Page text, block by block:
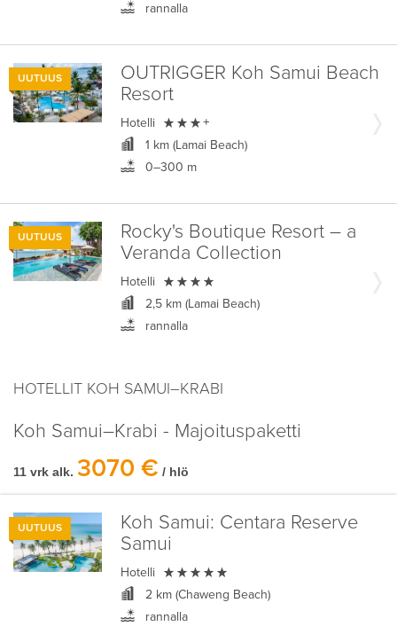
rannalla
UUTUUS
OUTRIGGER Koh Samui Beach
Resort
Hotelli  +
1 km (Lamai Beach)
0–300 m
UUTUUS
Rocky's Boutique Resort – a
Veranda Collection
Hotelli 
2,5 km (Lamai Beach)
rannalla
HOTELLIT KOH SAMUI–KRABI
Koh Samui–Krabi - Majoituspaketti
11 vrk alk. 3070 € / hlö
UUTUUS Koh Samui: Centara Reserve
Samui
Hotelli 
2 km (Chaweng Beach)
rannalla